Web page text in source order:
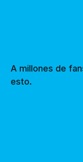
A millones de
esto.